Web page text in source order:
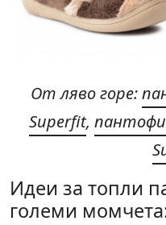
От ляво горе:
Superfit, пантофи
Идеи за топли
големи